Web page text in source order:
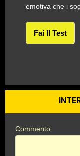
emotiva che i
Fai Il Test
Commento